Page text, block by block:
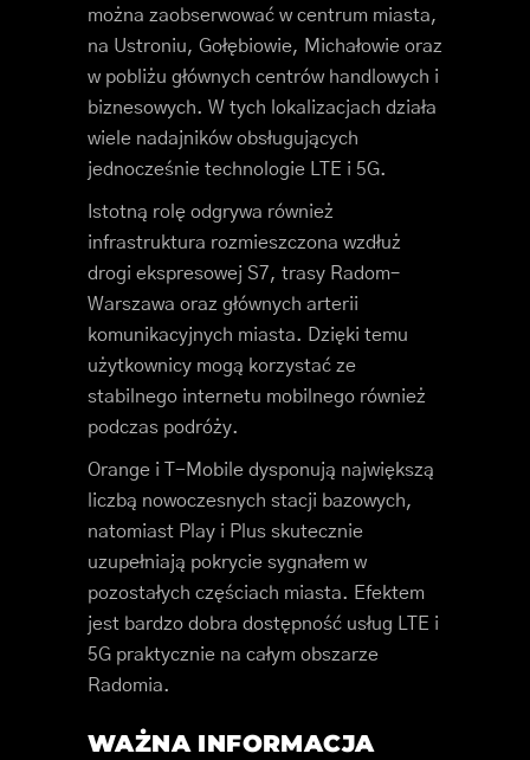
można zaobserwować w centrum miasta,
na Ustroniu, Gołębiowie, Michałowie oraz
w pobliżu głównych centrów handlowych i
biznesowych. W tych lokalizacjach działa
wiele nadajników obsługujących
jednocześnie technologie LTE i 5G.
Istotną rolę odgrywa również
infrastruktura rozmieszczona wzdłuż
drogi ekspresowej S7, trasy Radom–
Warszawa oraz głównych arterii
komunikacyjnych miasta. Dzięki temu
użytkownicy mogą korzystać ze
stabilnego internetu mobilnego również
podczas podróży.
Orange i T-Mobile dysponują największą
liczbą nowoczesnych stacji bazowych,
natomiast Play i Plus skutecznie
uzupełniają pokrycie sygnałem w
pozostałych częściach miasta. Efektem
jest bardzo dobra dostępność usług LTE i
5G praktycznie na całym obszarze
Radomia.
WAŻNA INFORMACJA